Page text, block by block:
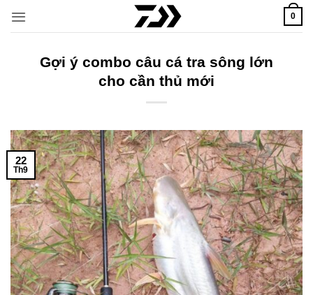
qua
0
Gợi ý combo câu cá tra sông lớn
cho cần thủ mới
22
Th9